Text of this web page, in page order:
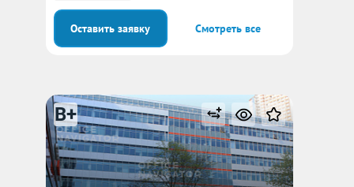
Оставить заявку Смотреть все
B+